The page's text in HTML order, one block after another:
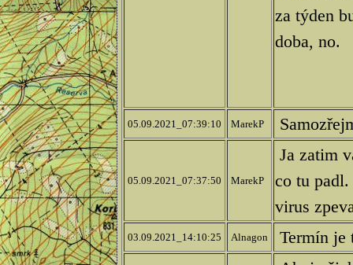
za týden
doba, no.
05.09.2021_07:39:10 MarekP
05.09.2021_07:37:50 MarekP
Ja zatim
co tu padl.
virus
03.09.2021_14:10:25 Alnagon
Termín je